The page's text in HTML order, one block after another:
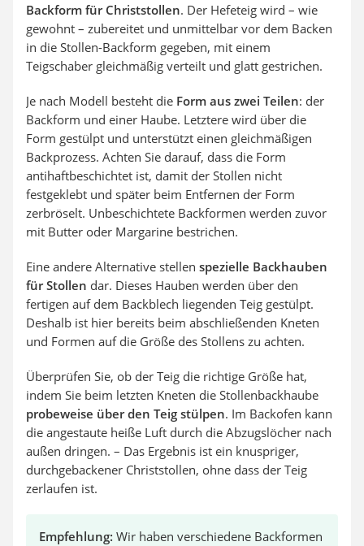
Backform für Christstollen. Der Hefeteig wird – wie
gewohnt – zubereitet und unmittelbar vor dem Backen
in die Stollen-Backform gegeben, mit einem
Teigschaber gleichmäßig verteilt und glatt gestrichen.
Je nach Modell besteht die Form aus zwei Teilen: der
Backform und einer Haube. Letztere wird über die
Form gestülpt und unterstützt einen gleichmäßigen
Backprozess. Achten Sie darauf, dass die Form
antihaftbeschichtet ist, damit der Stollen nicht
festgeklebt und später beim Entfernen der Form
zerbröselt. Unbeschichtete Backformen werden zuvor
mit Butter oder Margarine bestrichen.
Eine andere Alternative stellen spezielle Backhauben
für Stollen dar. Dieses Hauben werden über den
fertigen auf dem Backblech liegenden Teig gestülpt.
Deshalb ist hier bereits beim abschließenden Kneten
und Formen auf die Größe des Stollens zu achten.
Überprüfen Sie, ob der Teig die richtige Größe hat,
indem Sie beim letzten Kneten die Stollenbackhaube
probeweise über den Teig stülpen. Im Backofen kann
die angestaute heiße Luft durch die Abzugslöcher nach
außen dringen. – Das Ergebnis ist ein knuspriger,
durchgebackener Christstollen, ohne dass der Teig
zerlaufen ist.
Empfehlung: Wir haben verschiedene Backformen